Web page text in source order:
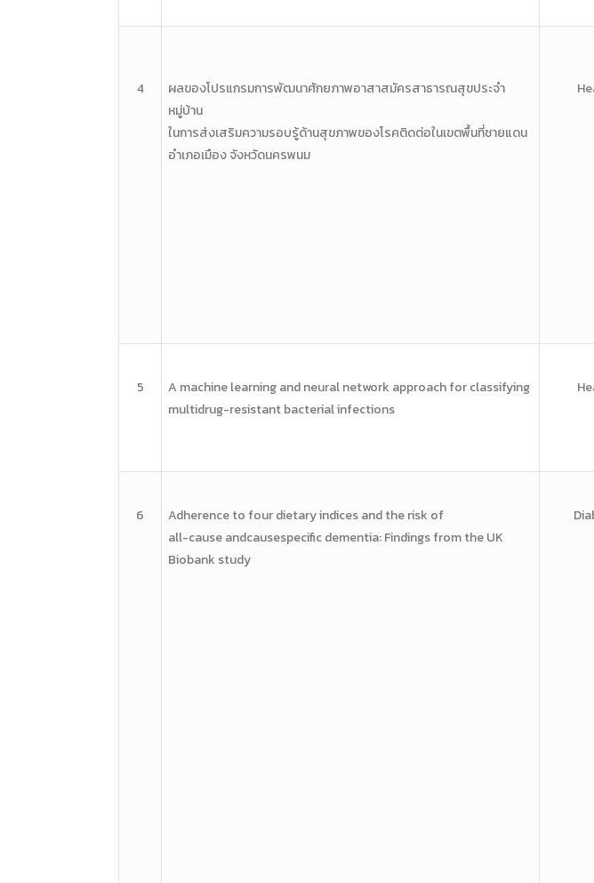
4 ผลของโปรแกรมการพัฒนาศักยภาพอาสาสมัครสาธารณสุขประจํา
หมู่บ้าน
ในการส่งเสริมความรอบรู้ด้านสุขภาพของโรคติดต่อในเขตพื้นที่ชายแดน
อําเภอเมือง จังหวัดนครพนม
5 A machine learning andneural network approach forclassifying
multidrug-resistantbacterial infections
6 Adherence to four dietaryindices and the risk of
all-cause andcausespecificdementia: Findings from theUK
Biobank study